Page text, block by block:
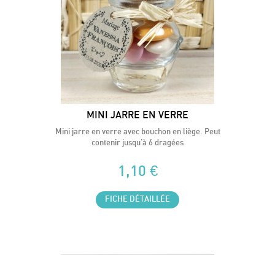
MINI JARRE EN VERRE
Mini jarre en verre avec bouchon en liège. Peut
contenir jusqu'à 6 dragées
1,10 €
FICHE DÉTAILLÉE